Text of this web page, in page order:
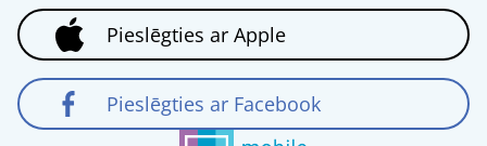
Pieslēgties ar Apple
Pieslēgties ar Facebook